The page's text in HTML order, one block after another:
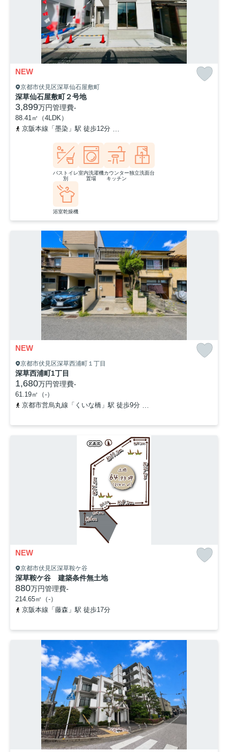
NEW
京都市伏見区深草仙石屋敷町
深草仙石屋敷町２号地
3,899万円管理費-
88.41㎡（4LDK）
京阪本線「墨染」駅 徒歩12分
バストイレ
別
室内洗濯機
置場
カウンター
キッチン
独立洗面台
浴室乾燥機
NEW
京都市伏見区深草西浦町１丁目
深草西浦町1丁目
1,680万円管理費-
61.19㎡（-）
京都市営烏丸線「くいな橋」駅 徒歩9分
NEW
京都市伏見区深草鞍ケ谷
深草鞍ケ谷 建築条件無土地
880万円管理費-
214.65㎡（-）
京阪本線「藤森」駅 徒歩17分